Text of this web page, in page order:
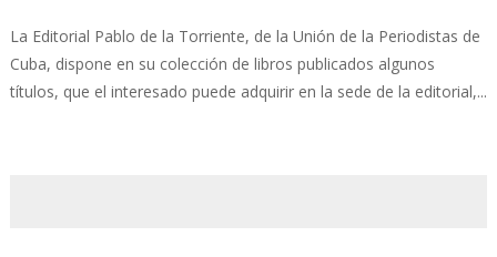
La Editorial Pablo de la Torriente, de la Unión de la Periodistas de
Cuba, dispone en su colección de libros publicados algunos
títulos, que el interesado puede adquirir en la sede de la editorial,...